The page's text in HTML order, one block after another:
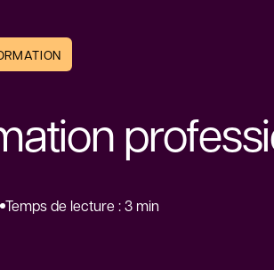
Temps de lecture : 3 min